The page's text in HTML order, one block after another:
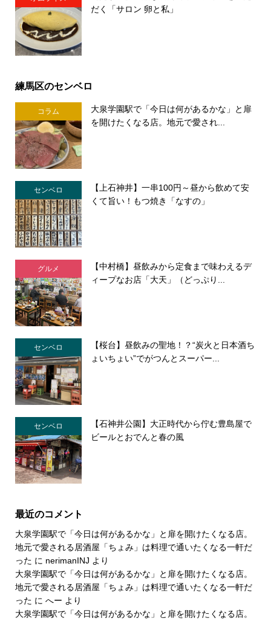
だく「サロン 卵と私」
練馬区のセンベロ
コラム
大泉学園駅で「今日は何があるかな」と扉
を開けたくなる店。地元で愛され...
センベロ
【上石神井】一串100円～昼から飲めて安
くて旨い！もつ焼き「なすの」
グルメ
【中村橋】昼飲みから定食まで味わえるデ
ィープなお店「大天」（どっぷり...
センベロ
【桜台】昼飲みの聖地！？“炭火と日本酒ち
ょいちょい”でがつんとスーパー...
センベロ
【石神井公園】大正時代から佇む豊島屋で
ビールとおでんと春の風
最近のコメント
大泉学園駅で「今日は何があるかな」と扉を開けたくなる店。
地元で愛される居酒屋「ちょみ」は料理で通いたくなる一軒だ
った に nerimanINJ より
大泉学園駅で「今日は何があるかな」と扉を開けたくなる店。
地元で愛される居酒屋「ちょみ」は料理で通いたくなる一軒だ
った に へー より
大泉学園駅で「今日は何があるかな」と扉を開けたくなる店。